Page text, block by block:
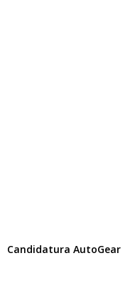
Candidatura AutoGear